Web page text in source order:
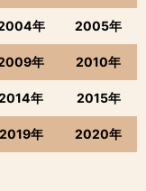
年 2005年
年 2010年
年 2015年
2019年 2020年